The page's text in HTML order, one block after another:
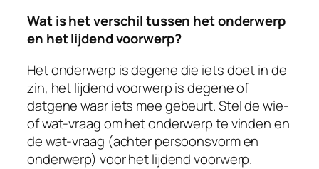
Wat is het verschil tussen het onderwerp
en het lijdend voorwerp?
Het onderwerp is degene die iets doet in de
zin, het lijdend voorwerp is degene of
datgene waar iets mee gebeurt. Stel de wie-
of wat-vraag om het onderwerp te vinden en
de wat-vraag (achter persoonsvorm en
onderwerp) voor het lijdend voorwerp.